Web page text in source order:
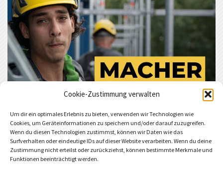
Cookie-Zustimmung verwalten
Um dir ein optimales Erlebnis zu bieten, verwenden wir Technologien wie
Cookies, um Geräteinformationen zu speichern und/oder darauf zuzugreifen.
Wenn du diesen Technologien zustimmst, können wir Daten wie das
Surfverhalten oder eindeutige IDs auf dieser Website verarbeiten. Wenn du deine
Zustimmung nicht erteilst oder zurückziehst, können bestimmte Merkmale und
Funktionen beeinträchtigt werden.